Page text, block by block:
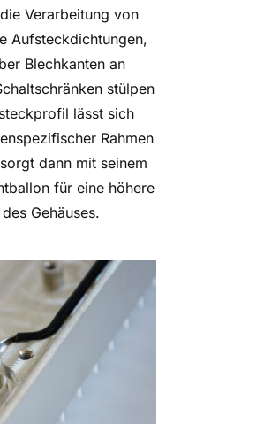
Verarbeitung von
Aufsteckdichtungen,
Blechkanten an
stülpen
lässt sich
Rahmen
dann mit seinem
für eine höhere
Gehäuses.